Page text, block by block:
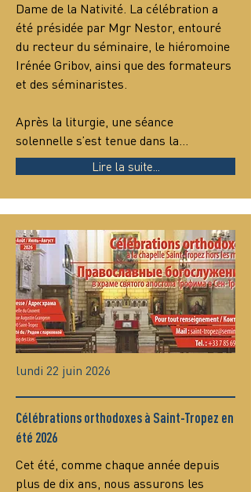
Dame de la Nativité. La célébration a
été présidée par Mgr Nestor, entouré
du recteur du séminaire, le hiéromoine
Irénée Gribov, ainsi que des formateurs
et des séminaristes.
Après la liturgie, une séance
solennelle s’est tenue dans la…
Lire la suite...
lundi 22 juin 2026
Célébrations orthodoxes à Saint-Tropez en
été 2026
Cet été, comme chaque année depuis
plus de dix ans, nous assurons les